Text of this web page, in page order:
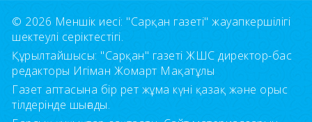
© 2026 Меншік иесі: "Сарқан газеті" жауапкершілігі
шектеулі серіктестігі.
Құрылтайшысы: "Сарқан" газеті ЖШС директор-бас
редакторы Игіман Жомарт Мақатұлы
Газет аптасына бір рет жұма күні қазақ және орыс
тілдерінде шығады.